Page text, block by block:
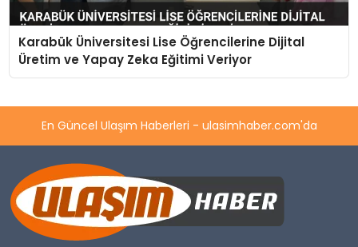
Karabük Üniversitesi Lise Öğrencilerine Dijital
Üretim ve Yapay Zeka Eğitimi Veriyor
En Güncel Ulaşım Haberleri - ulasimhaber.com'da